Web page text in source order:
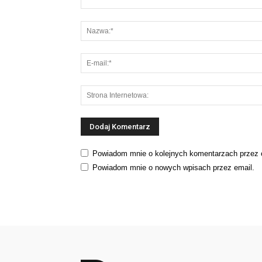
Powiadom mnie o kolejnych komentarzach przez
Powiadom mnie o nowych wpisach przez email.